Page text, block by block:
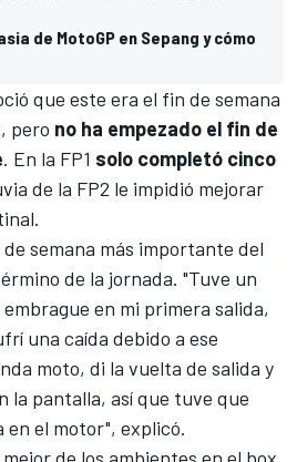
de MotoGP en Sepang y cómo
que este era el fin de semana
pero no ha empezado el fin de
. En la FP1 solo completó cinco
de la FP2 le impidió mejorar
semana más importante del
de la jornada. "Tuve un
en mi primera salida,
una caída debido a ese
moto, di la vuelta de salida y
la pantalla, así que tuve que
el motor", explicó.